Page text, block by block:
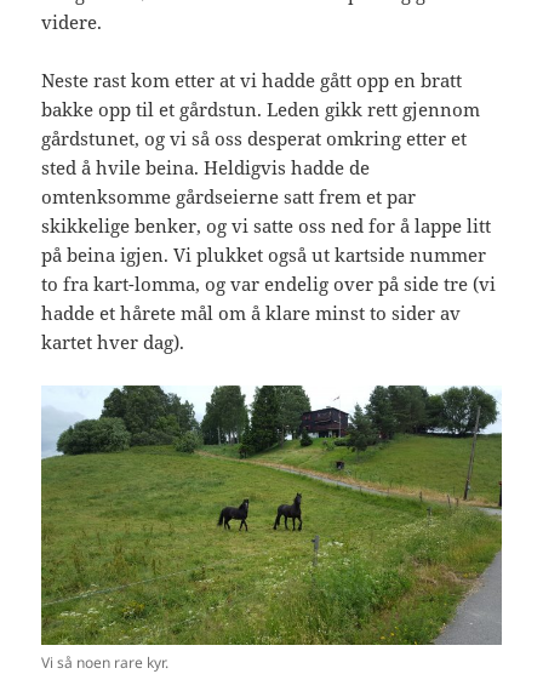
videre.
Neste rast kom etter at vi hadde gått opp en bratt
bakke opp til et gårdstun. Leden gikk rett gjennom
gårdstunet, og vi så oss desperat omkring etter et
sted å hvile beina. Heldigvis hadde de
omtenksomme gårdseierne satt frem et par
skikkelige benker, og vi satte oss ned for å lappe litt
på beina igjen. Vi plukket også ut kartside nummer
to fra kart-lomma, og var endelig over på side tre (vi
hadde et hårete mål om å klare minst to sider av
kartet hver dag).
Vi så noen rare kyr.